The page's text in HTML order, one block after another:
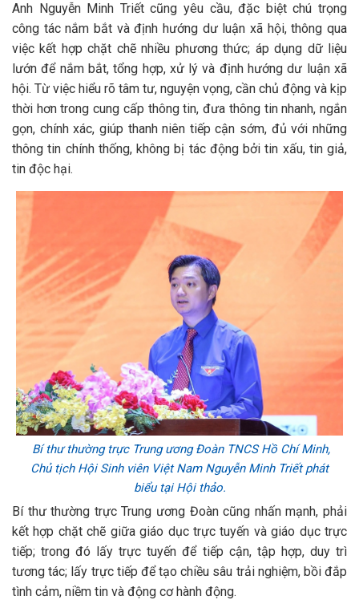
Anh Nguyễn Minh Triết cũng yêu cầu, đặc biệt chú trọng
công tác nắm bắt và định hướng dư luận xã hội, thông qua
việc kết hợp chặt chẽ nhiều phương thức; áp dụng dữ liệu
lướn để nắm bắt, tổng hợp, xử lý và định hướng dư luận xã
hội. Từ việc hiểu rõ tâm tư, nguyện vọng, cần chủ động và kịp
thời hơn trong cung cấp thông tin, đưa thông tin nhanh, ngắn
gọn, chính xác, giúp thanh niên tiếp cận sớm, đủ với những
thông tin chính thống, không bị tác động bởi tin xấu, tin giả,
tin độc hại.
Bí thư thường trực Trung ương Đoàn TNCS Hồ Chí Minh,
Chủ tịch Hội Sinh viên Việt Nam Nguyễn Minh Triết phát
biểu tại Hội thảo.
Bí thư thường trực Trung ương Đoàn cũng nhấn mạnh, phải
kết hợp chặt chẽ giữa giáo dục trực tuyến và giáo dục trực
tiếp; trong đó lấy trực tuyến để tiếp cận, tập hợp, duy trì
tương tác; lấy trực tiếp để tạo chiều sâu trải nghiệm, bồi đắp
tình cảm, niềm tin và động cơ hành động.